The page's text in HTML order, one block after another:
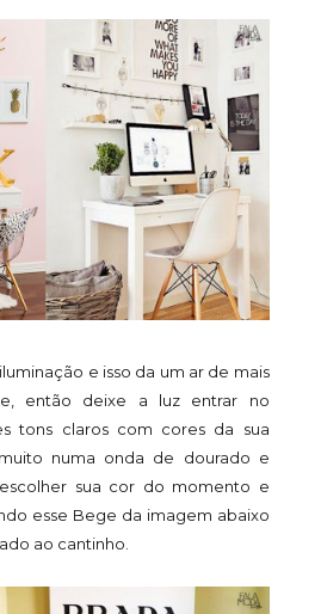
e isso da um ar de mais
então deixe a luz entrar no
tons claros com cores da sua
numa onda de dourado e
sua cor do momento e
esse Bege da imagem abaixo
ao cantinho.